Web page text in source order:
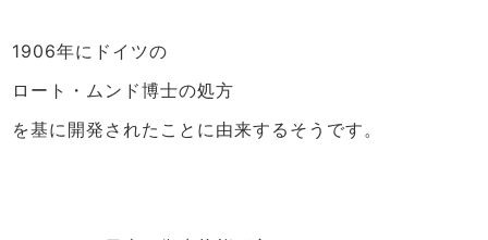
1906年にドイツの
ロート・ムンド博士の処方
を基に開発されたことに由来するそうです。